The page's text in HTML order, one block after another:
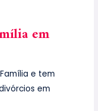
em
e tem
em